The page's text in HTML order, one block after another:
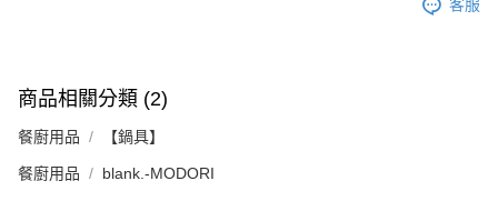
客服
商品相關分類 (2)
餐廚用品 【鍋具】
餐廚用品 blank.-MODORI